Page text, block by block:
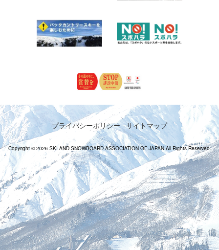
プライバシーポリシー サイトマップ
Copyright © 2026 SKI AND SNOWBOARD ASSOCIATION OF JAPAN All Rights Reserved.